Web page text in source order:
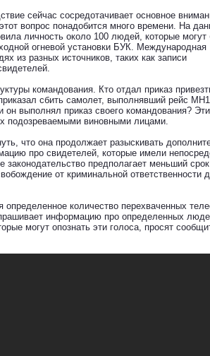
сейчас сосредотачивает основное
вопрос понадобится много времени. На
личность около 100 людей, которые могут
огневой установки БУК. Международная
из разных источников, таких как записи
командования. Кто отдал приказ
сбить самолет, выполнявший рейс
выполнял приказ своего командования?
подозреваемыми виновными лицами.
что она продолжает разыскивать
про свидетелей, которые имели
предполагает меньший срок
от криминальной ответственности
определенное количество перехваченных
информацию про определенных
могут опознать эти голоса, просят